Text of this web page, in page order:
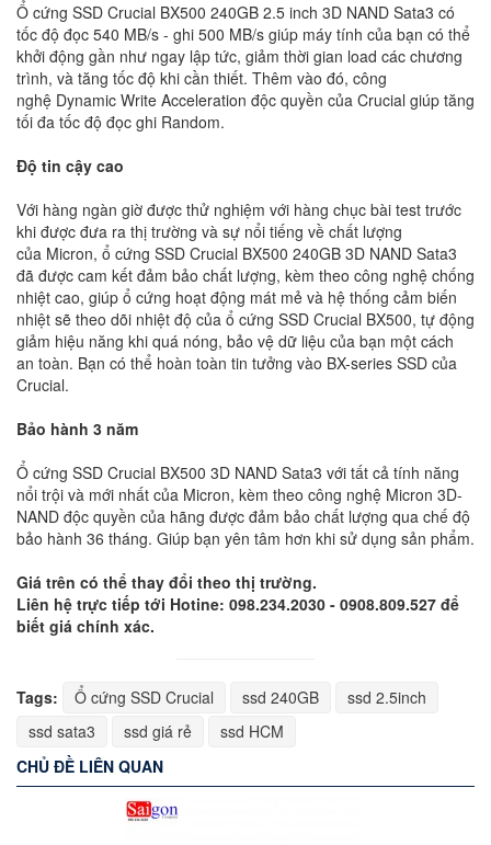
Ổ cứng SSD Crucial BX500 240GB 2.5 inch 3D NAND Sata3 có
tốc độ đọc 540 MB/s - ghi 500 MB/s giúp máy tính của bạn có thể
khởi động gần như ngay lập tức, giảm thời gian load các chương
trình, và tăng tốc độ khi cần thiết. Thêm vào đó, công
nghệ Dynamic Write Acceleration độc quyền của Crucial giúp tăng
tối đa tốc độ đọc ghi Random.
Độ tin cậy cao
Với hàng ngàn giờ được thử nghiệm với hàng chục bài test trước
khi được đưa ra thị trường và sự nổi tiếng về chất lượng
của Micron, ổ cứng SSD Crucial BX500 240GB 3D NAND Sata3
đã được cam kết đảm bảo chất lượng, kèm theo công nghệ chống
nhiệt cao, giúp ổ cứng hoạt động mát mẻ và hệ thống cảm biến
nhiệt sẽ theo dõi nhiệt độ của ổ cứng SSD Crucial BX500, tự động
giảm hiệu năng khi quá nóng, bảo vệ dữ liệu của bạn một cách
an toàn. Bạn có thể hoàn toàn tin tưởng vào BX-series SSD của
Crucial.
Bảo hành 3 năm
Ổ cứng SSD Crucial BX500 3D NAND Sata3 với tất cả tính năng
nổi trội và mới nhất của Micron, kèm theo công nghệ Micron 3D-
NAND độc quyền của hãng được đảm bảo chất lượng qua chế độ
bảo hành 36 tháng. Giúp bạn yên tâm hơn khi sử dụng sản phẩm.
Giá trên có thể thay đổi theo thị trường.
Liên hệ trực tiếp tới Hotine: 098.234.2030 - 0908.809.527 để
biết giá chính xác.
Tags: Ổ cứng SSD Crucial ssd 240GB
ssd 2.5inch
ssd sata3
ssd giá rẻ
ssd HCM
CHỦ ĐỀ LIÊN QUAN